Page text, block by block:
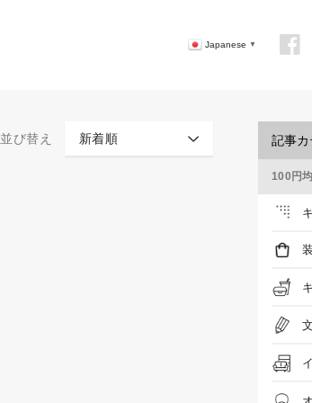
Japanese ▼
並び替え 新着順 記事カ
100円